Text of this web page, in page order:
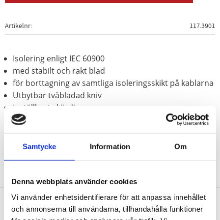
Samtycke Information Om
Denna webbplats använder cookies
Vi använder enhetsidentifierare för att anpassa innehållet
och annonserna till användarna, tillhandahålla funktioner
Artikelnr 117.3901
Isolering enligt IEC 60900
med stabilt och rakt blad
för borttagning av samtliga isoleringsskikt på kablarna
Utbytbar tvåbladad kniv
Inställbart skärdjup
Lämplig för längsgående och runda snitt